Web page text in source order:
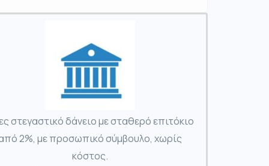
στεγαστικό δάνειο με σταθερό επιτόκιο
2%, με προσωπικό σύμβουλο, χωρίς
κόστος.